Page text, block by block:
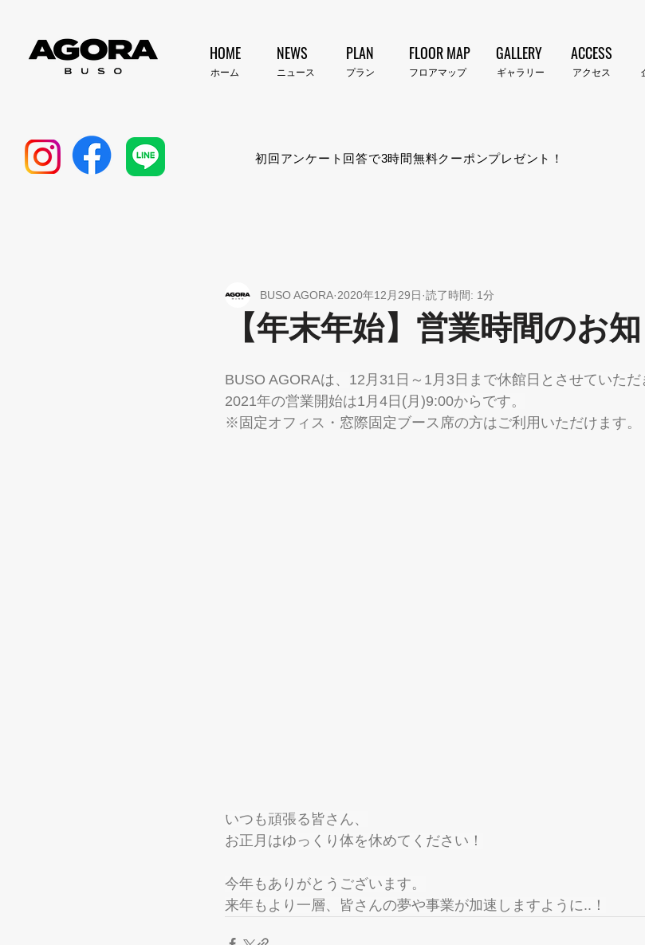
HOME
​ホーム
FLOOR MAP
​フロアマップ
PLAN
​プラン​
GALLERY
​ギャラリー
ACCESS
​アクセス
NEWS
​ニュース
初回アンケート回答で3時間無料クーポンプレゼント！
【年末年始】営業時間のお
BUSO AGORA 2020年12月29日 読了時間: 1分
BUSO AGORAは、 12月31日～1月3日まで休館日 とさせていただ
2021年の営業開始は1月4日(月)9:00からです。
※固定オフィス・窓際固定ブース席の方はご利用いただけます。
いつも頑張る皆さん、
お正月はゆっくり体を休めてください！
今年もありがとうございます。
来年もより一層、皆さんの夢や事業が加速しますように..！